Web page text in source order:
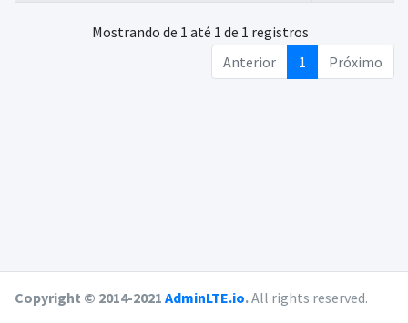
Mostrando de 1 até 1 de 1 registros
Anterior
1 Próximo
Copyright © 2014-2021 AdminLTE.io.All rights reserved.